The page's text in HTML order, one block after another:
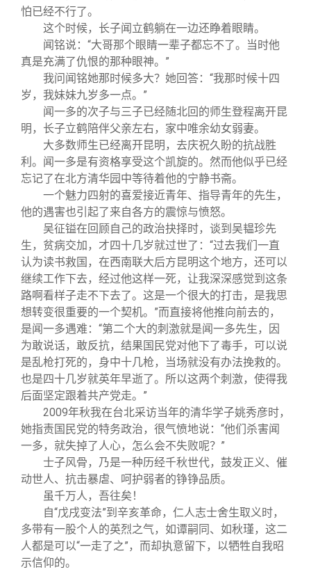
怕已经不行了。
这个时候，长子闻立鹤躺在一边还睁着眼睛。
闻铭说：“大哥那个眼睛一辈子都忘不了。当时他
真是充满了仇恨的那种眼神。”
我问闻铭她那时候多大？她回答：“我那时候十四
岁，我妹妹九岁多一点。”
闻一多的次子与三子已经随北回的师生登程离开昆
明，长子立鹤陪伴父亲左右，家中唯余幼女弱妻。
大多数师生已经离开昆明，去庆祝久盼的抗战胜
利。闻一多是有资格享受这个凯旋的。然而他似乎已经
忘记了在北方清华园中等待着他的宁静书斋。
一个魅力四射的喜爱接近青年、指导青年的先生，
他的遇害也引起了来自各方的震惊与愤怒。
吴征镒在回顾自己的政治抉择时，谈到吴韫珍先
生，贫病交加，才四十几岁就过世了：“过去我们一直
认为读书救国，在西南联大后方昆明这个地方，还可以
继续工作下去，经过他这样一死，让我深深感觉到这条
路啊看样子走不下去了。这是一个很大的打击，是我思
想转变很重要的一个契机。”而直接将他推向前去的，
是闻一多遇难：“第二个大的刺激就是闻一多先生，因
为敢说话，敢反抗，结果国民党对他下了毒手，可以说
是乱枪打死的，身中十几枪，当场就没有办法挽救的。
也是四十几岁就英年早逝了。所以这两个刺激，使得我
后面坚定跟着共产党走。”
2009年秋我在台北采访当年的清华学子姚秀彦时，
她指责国民党的特务政治，很气愤地说： “他们杀害闻
一多，就失掉了人心，怎么会不失败呢？ ”
士子风骨，乃是一种历经千秋世代，鼓发正义、催
动世人、抗击暴虐、呵护弱者的铮铮品质。
虽千万人，吾往矣！
自“戊戌变法”到辛亥革命，仁人志士舍生取义时，
多带有一股个人的英烈之气，如谭嗣同、如秋瑾，这二
人都是可以“一走了之”，而却执意留下，以牺牲自我昭
示信仰的。